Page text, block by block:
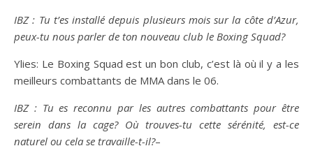
IBZ : Tu t’es installé depuis plusieurs mois sur la côte d’Azur,
peux-tu nous parler de ton nouveau club le Boxing Squad?
Ylies: Le Boxing Squad est un bon club, c’est là où il y a les
meilleurs combattants de MMA dans le 06.
IBZ : Tu es reconnu par les autres combattants pour être
serein dans la cage? Où trouves-tu cette sérénité, est-ce
naturel ou cela se travaille-t-il?–